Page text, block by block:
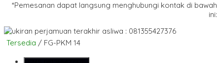
*Pemesanan dapat langsung menghubungi kontak di bawah
ini:
wa : 081355427376
Tersedia / FG-PKM 14